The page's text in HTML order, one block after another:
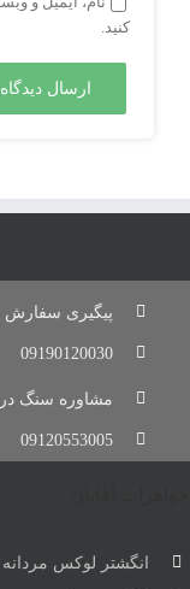
کنید.
پیگیری سفارش
09190120030
مشاوره سنگ
09120553005
انگشتر لوکس مردانه